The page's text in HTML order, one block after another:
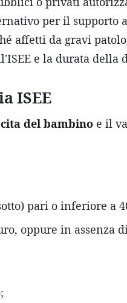
per il supporto
affetti da gravi
e la durata della
ISEE
del bambino e il
pari o inferiore a
oppure in assenza